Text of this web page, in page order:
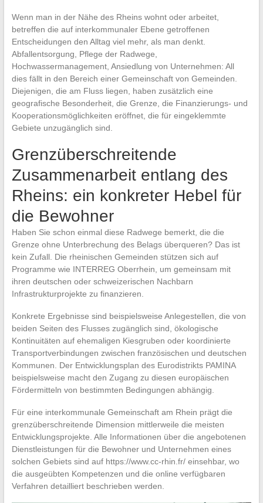
Wenn man in der Nähe des Rheins wohnt oder arbeitet,
betreffen die auf interkommunaler Ebene getroffenen
Entscheidungen den Alltag viel mehr, als man denkt.
Abfallentsorgung, Pflege der Radwege,
Hochwassermanagement, Ansiedlung von Unternehmen: All
dies fällt in den Bereich einer Gemeinschaft von Gemeinden.
Diejenigen, die am Fluss liegen, haben zusätzlich eine
geografische Besonderheit, die Grenze, die Finanzierungs- und
Kooperationsmöglichkeiten eröffnet, die für eingeklemmte
Gebiete unzugänglich sind.
Grenzüberschreitende
Zusammenarbeit entlang des
Rheins: ein konkreter Hebel für
die Bewohner
Haben Sie schon einmal diese Radwege bemerkt, die die
Grenze ohne Unterbrechung des Belags überqueren? Das ist
kein Zufall. Die rheinischen Gemeinden stützen sich auf
Programme wie INTERREG Oberrhein, um gemeinsam mit
ihren deutschen oder schweizerischen Nachbarn
Infrastrukturprojekte zu finanzieren.
Konkrete Ergebnisse sind beispielsweise Anlegestellen, die von
beiden Seiten des Flusses zugänglich sind, ökologische
Kontinuitäten auf ehemaligen Kiesgruben oder koordinierte
Transportverbindungen zwischen französischen und deutschen
Kommunen. Der Entwicklungsplan des Eurodistrikts PAMINA
beispielsweise macht den Zugang zu diesen europäischen
Fördermitteln von bestimmten Bedingungen abhängig.
Für eine interkommunale Gemeinschaft am Rhein prägt die
grenzüberschreitende Dimension mittlerweile die meisten
Entwicklungsprojekte. Alle Informationen über die angebotenen
Dienstleistungen für die Bewohner und Unternehmen eines
solchen Gebiets sind auf https://www.cc-rhin.fr/ einsehbar, wo
die ausgeübten Kompetenzen und die online verfügbaren
Verfahren detailliert beschrieben werden.